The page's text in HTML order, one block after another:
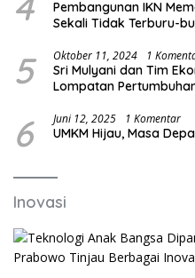
Pembangunan IKN
Sekali Tidak Terburu-
5 Oktober 11, 2024 1
Sri Mulyani dan Tim
Lompatan
6 Juni 12, 2025 1 Komentar
UMKM Hijau, Masa
Inovasi